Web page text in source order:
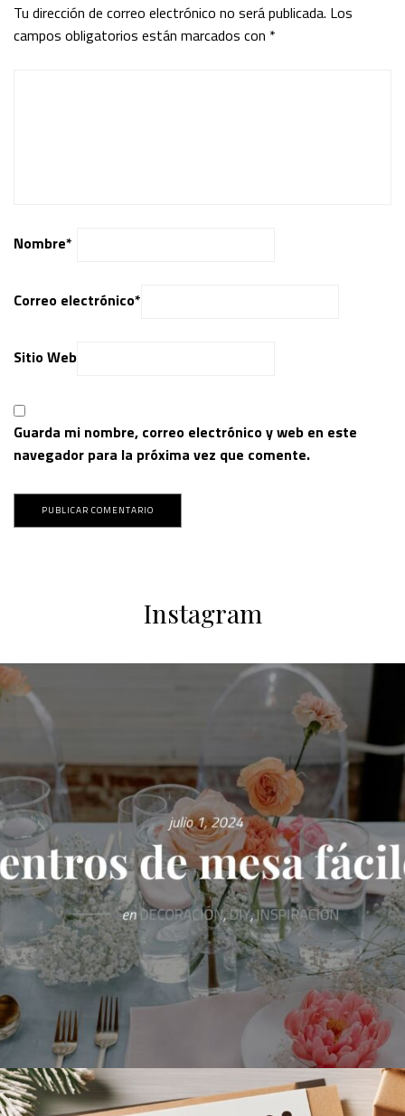
Tu dirección de correo electrónico no será publicada. Los
campos obligatorios están marcados con *
Nombre*
Correo electrónico*
Sitio Web
Guarda mi nombre, correo electrónico y web en este
navegador para la próxima vez que comente.
Instagram